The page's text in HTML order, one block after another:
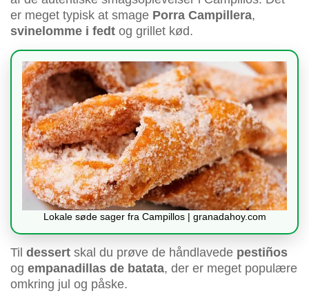
er meget typisk at smage Porra Campillera,
svinelomme i fedt og grillet kød.
Lokale søde sager fra Campillos | granadahoy.com
Til dessert skal du prøve de håndlavede pestiños
og empanadillas de batata, der er meget populære
omkring jul og påske.